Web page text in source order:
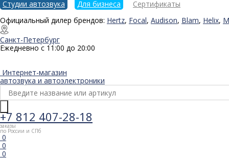
Студии автозвука Для бизнеса
Сертификаты
Официальный дилер брендов: Hertz, Focal, Audison, Blam, Helix,
Санкт-Петербург
Ежедневно с 11:00 до 20:00
Интернет-магазин
автозвука и автоэлектроники
+7 812 407-28-18
заказы
по России и СПб
0
0
0